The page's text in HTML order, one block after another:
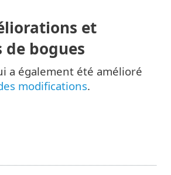
et
bogues
a également été amélioré
modifications.